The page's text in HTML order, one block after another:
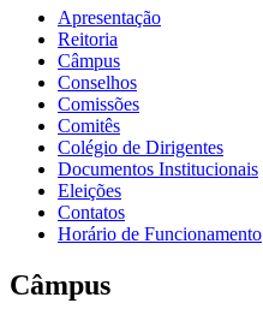
Apresentação
Reitoria
Câmpus
Conselhos
Comissões
Comitês
Colégio de Dirigentes
Documentos Institucionais
Eleições
Contatos
Horário de Funcionamento
Câmpus